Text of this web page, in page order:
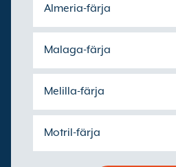
Almeria-färja
Malaga-färja
Melilla-färja
Motril-färja